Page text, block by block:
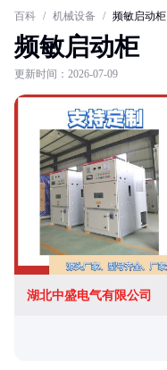
百科 / 机械设备 / 频敏启动柜
频敏启动柜
更新时间：2026-07-09
湖北中盛电气有限公司